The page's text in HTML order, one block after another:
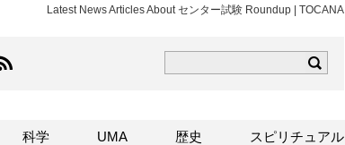
Latest News Articles About センター試験 Roundup | TOCANA
Facebookはこちら
のinstagramはこちら
科学 UMA 歴史 スピリチュアル